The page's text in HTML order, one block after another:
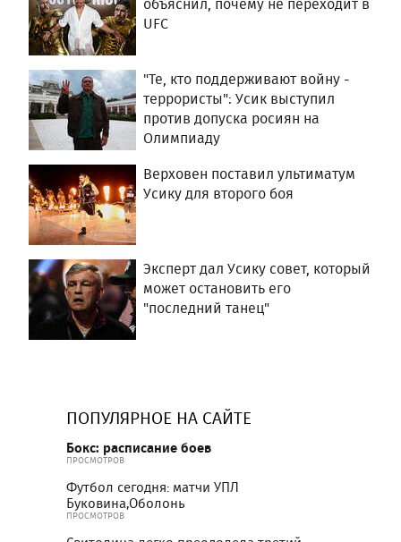
UFC
"Те, кто поддерживают войну -
террористы": Усик выступил
против допуска росиян на
Олимпиаду
Верховен поставил ультиматум
Усику для второго боя
Эксперт дал Усику совет, который
может остановить его
"последний танец"
ПОПУЛЯРНОЕ НА САЙТЕ
Бокс: расписание боев
ПРОСМОТРОВ
Футбол сегодня: матчи УПЛ
Буковина,Оболонь
ПРОСМОТРОВ